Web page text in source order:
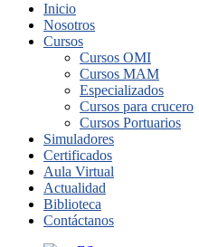
Inicio
Nosotros
Cursos
Cursos OMI
Cursos MAM
Especializados
Cursos para crucero
Cursos Portuarios
Simuladores
Certificados
Aula Virtual
Actualidad
Biblioteca
Contáctanos